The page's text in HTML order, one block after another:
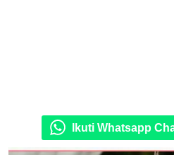
Ikuti Whatsapp